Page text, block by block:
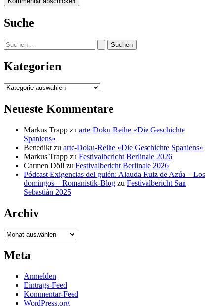
Suche
Suchen
nach:
Kategorien
Kategorien
Neueste Kommentare
Markus Trapp zu arte-Doku-Reihe «Die Geschichte
Spaniens»
Benedikt zu arte-Doku-Reihe «Die Geschichte Spaniens»
Markus Trapp zu Festivalbericht Berlinale 2026
Carmen Döll zu Festivalbericht Berlinale 2026
Pódcast Exigencias del guión: Alauda Ruiz de Azúa – Los
domingos – Romanistik-Blog zu Festivalbericht San
Sebastián 2025
Archiv
Archiv
Meta
Anmelden
Eintrags-Feed
Kommentar-Feed
WordPress.org